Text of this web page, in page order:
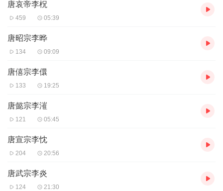
唐哀帝李柷
459 05:39
唐昭宗李晔
134 09:09
唐僖宗李儇
133 19:25
唐懿宗李漼
121 05:45
唐宣宗李忱
204 20:56
唐武宗李炎
124 21:30